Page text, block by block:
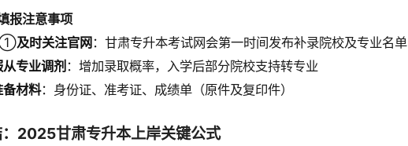
报注意事项
及时关注官网 ：甘肃专升本考试网会第一时间发布补录院校及专业名单
从专业调剂 ：增加录取概率，入学后部分院校支持转专业
备材料：身份证、准考证、成绩单（原件及复印件）
2025甘肃专升本上岸关键公式